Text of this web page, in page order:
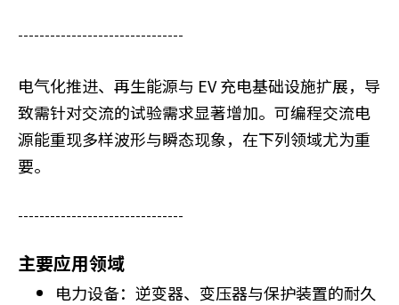
-------------------------------
电气化推进、再生能源与 EV 充电基础设施扩展，导
致需针对交流的试验需求显著增加。可编程交流电
源能重现多样波形与瞬态现象，在下列领域尤为重
要。
-------------------------------
主要应用领域
电力设备：逆变器、变压器与保护装置的耐久